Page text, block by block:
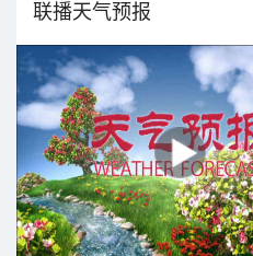
联播天气预报